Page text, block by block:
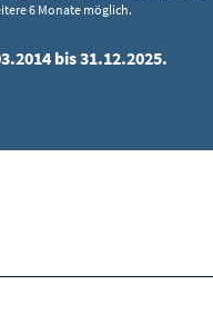
6 Monate möglich.
bis 31.12.2025.